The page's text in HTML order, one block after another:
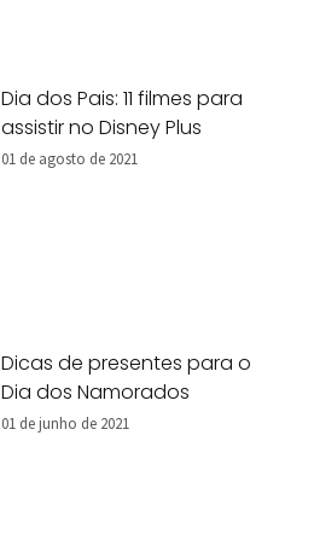
Dia dos Pais: 11 filmes para
assistir no Disney Plus
01 de agosto de 2021
Dicas de presentes para o
Dia dos Namorados
01 de junho de 2021